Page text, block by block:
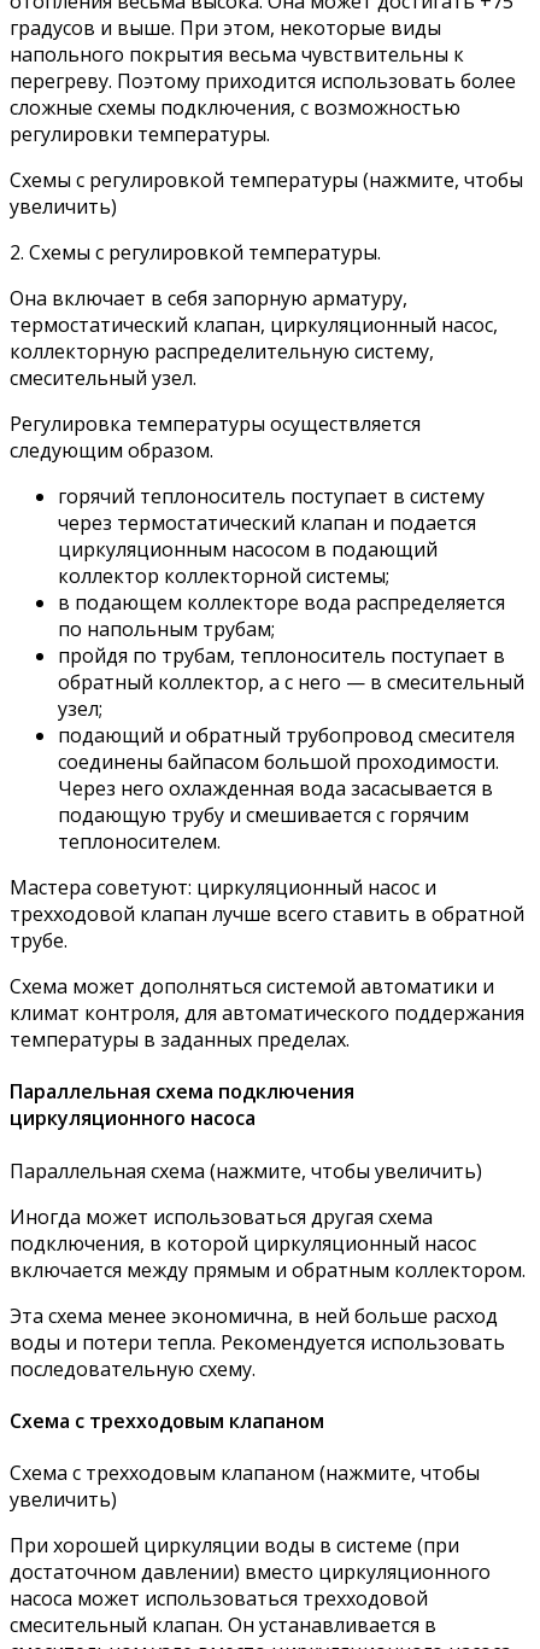
градусов и выше. При этом, некоторые виды
напольного покрытия весьма чувствительны к
перегреву. Поэтому приходится использовать более
сложные схемы подключения, с возможностью
регулировки температуры.
Схемы с регулировкой температуры (нажмите, чтобы
увеличить)
2. Схемы с регулировкой температуры.
Она включает в себя запорную арматуру,
термостатический клапан, циркуляционный насос,
коллекторную распределительную систему,
смесительный узел.
Регулировка температуры осуществляется
следующим образом.
горячий теплоноситель поступает в систему
через термостатический клапан и подается
циркуляционным насосом в подающий
коллектор коллекторной системы;
в подающем коллекторе вода распределяется
по напольным трубам;
пройдя по трубам, теплоноситель поступает в
обратный коллектор, а с него — в смесительный
узел;
подающий и обратный трубопровод смесителя
соединены байпасом большой проходимости.
Через него охлажденная вода засасывается в
подающую трубу и смешивается с горячим
теплоносителем.
Мастера советуют: циркуляционный насос и
трехходовой клапан лучше всего ставить в обратной
трубе.
Схема может дополняться системой автоматики и
климат контроля, для автоматического поддержания
температуры в заданных пределах.
Параллельная схема подключения
циркуляционного насоса
Параллельная схема (нажмите, чтобы увеличить)
Иногда может использоваться другая схема
подключения, в которой циркуляционный насос
включается между прямым и обратным коллектором.
Эта схема менее экономична, в ней больше расход
воды и потери тепла. Рекомендуется использовать
последовательную схему.
Схема с трехходовым клапаном
Схема с трехходовым клапаном (нажмите, чтобы
увеличить)
При хорошей циркуляции воды в системе (при
достаточном давлении) вместо циркуляционного
насоса может использоваться трехходовой
смесительный клапан. Он устанавливается в